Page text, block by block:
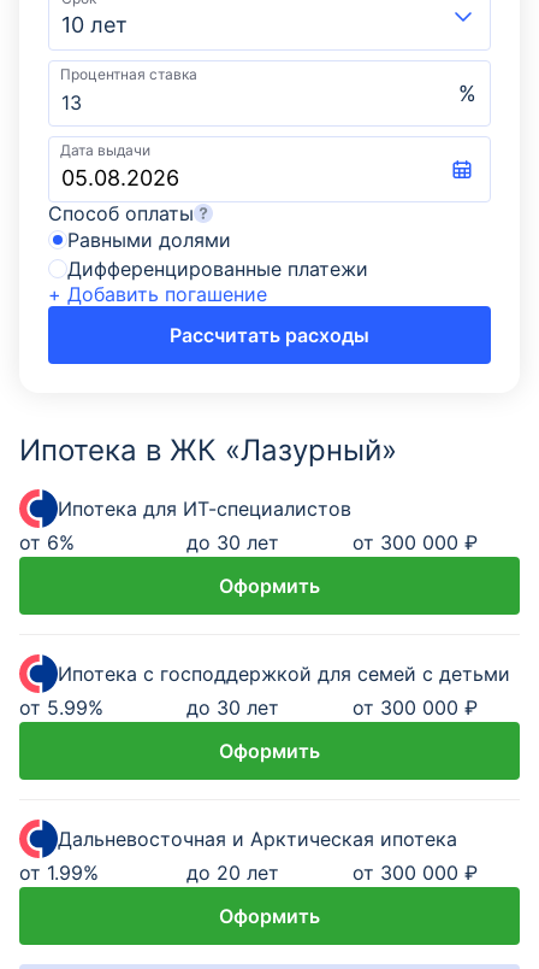
10 лет
Процентная ставка
%
Дата выдачи
Способ оплаты
Равными долями
Дифференцированные платежи
+ Добавить погашение
Рассчитать расходы
Ипотека в ЖК «Лазурный»
Ипотека для ИТ-специалистов
от 6% до 30 лет
от 300 000 ₽
Оформить
Ипотека с господдержкой для семей с детьми
от 5.99% до 30 лет
от 300 000 ₽
Оформить
Дальневосточная и Арктическая ипотека
от 1.99% до 20 лет
от 300 000 ₽
Оформить